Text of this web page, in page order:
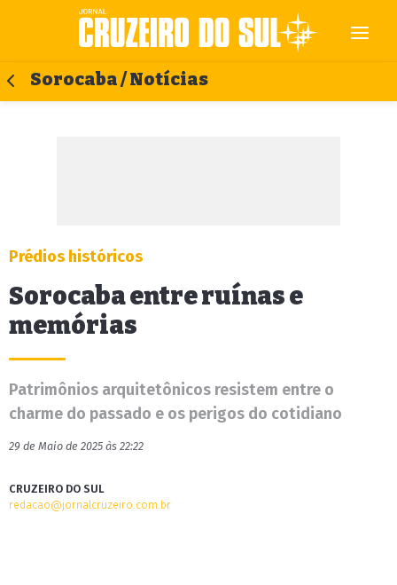
Sorocaba / Notícias
Prédios históricos
Sorocaba entre ruínas e
memórias
Patrimônios arquitetônicos resistem entre o
charme do passado e os perigos do cotidiano
29 de Maio de 2025 às 22:22
CRUZEIRO DO SUL
redacao@jornalcruzeiro.com.br